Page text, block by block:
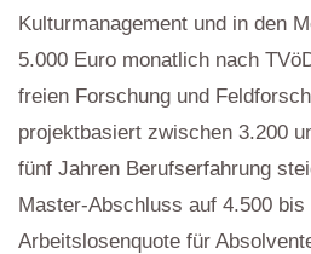
Kulturmanagement und in den
5.000 Euro monatlich nach
freien Forschung und
projektbasiert zwischen 3.200
fünf Jahren Berufserfahrung
Master-Abschluss auf 4.500
Arbeitslosenquote für